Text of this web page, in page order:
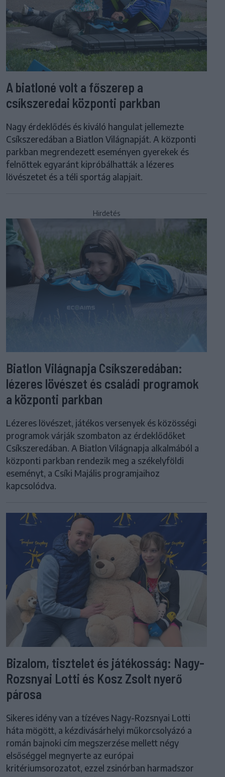
A biatloné volt a főszerep a
csíkszeredai központi parkban
Nagy érdeklődés és kiváló hangulat jellemezte
Csíkszeredában a Biatlon Világnapját. A központi
parkban megrendezett eseményen gyerekek és
felnőttek egyaránt kipróbálhatták a lézeres
lövészetet és a téli sportág alapjait.
Hirdetés
Biatlon Világnapja Csíkszeredában:
lézeres lövészet és családi programok
a központi parkban
Lézeres lövészet, játékos versenyek és közösségi
programok várják szombaton az érdeklődőket
Csíkszeredában. A Biatlon Világnapja alkalmából a
központi parkban rendezik meg a székelyföldi
eseményt, a Csíki Majális programjaihoz
kapcsolódva.
Bizalom, tisztelet és játékosság: Nagy-
Rozsnyai Lotti és Kosz Zsolt nyerő
párosa
Sikeres idény van a tízéves Nagy-Rozsnyai Lotti
háta mögött, a kézdivásárhelyi műkorcsolyázó a
román bajnoki cím megszerzése mellett négy
elsőséggel megnyerte az európai
kritériumsorozatot, ezzel zsinórban harmadszor